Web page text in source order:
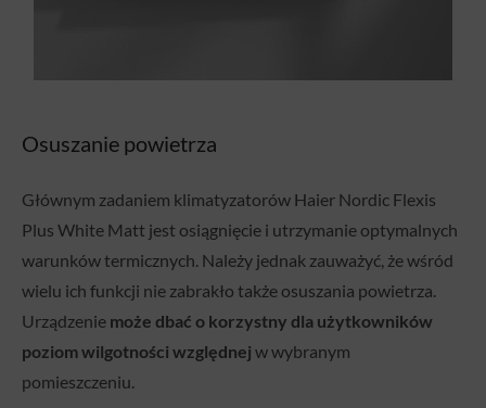
Osuszanie powietrza
Głównym zadaniem klimatyzatorów Haier Nordic Flexis
Plus White Matt jest osiągnięcie i utrzymanie optymalnych
warunków termicznych. Należy jednak zauważyć, że wśród
wielu ich funkcji nie zabrakło także osuszania powietrza.
Urządzenie może dbać o korzystny dla użytkowników
poziom wilgotności względnej w wybranym
pomieszczeniu.